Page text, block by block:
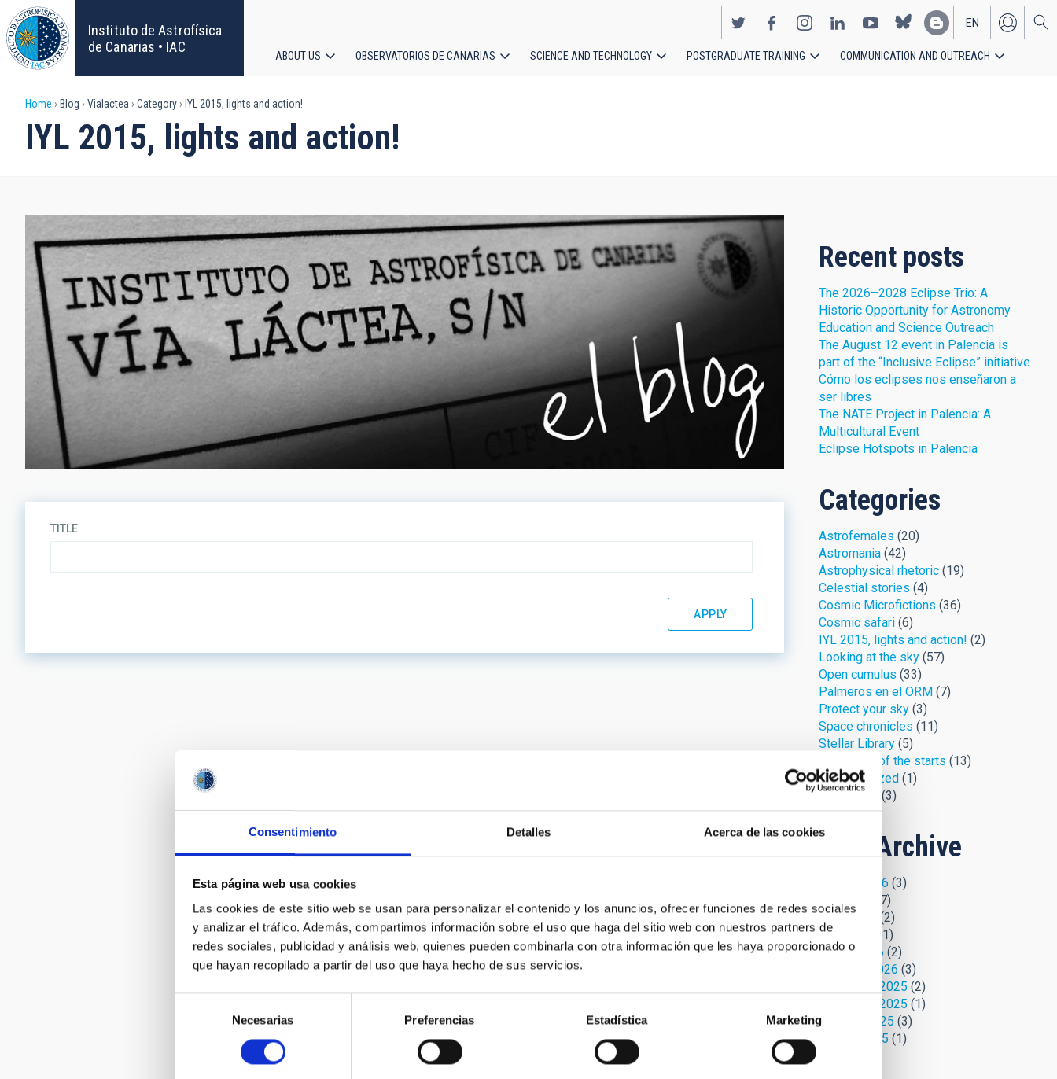
Consentimiento Detalles Acerca de las cookies
Esta página web usa cookies
Las cookies de este sitio web se usan para personalizar el contenido y los anuncios, ofrecer funciones de redes sociales
y analizar el tráfico. Además, compartimos información sobre el uso que haga del sitio web con nuestros partners de
redes sociales, publicidad y análisis web, quienes pueden combinarla con otra información que les haya proporcionado o
que hayan recopilado a partir del uso que haya hecho de sus servicios.
consentimiento
Necesarias Preferencias Estadística Marketing
Skip
to
main
content
Instituto de Astrofísica
de Canarias • IAC
EN
ES
navigation
ABOUT US OBSERVATORIOS DE CANARIAS SCIENCE AND TECHNOLOGY POSTGRADUATE TRAINING COMMUNICATION AND OUTREACH
Breadcrumb
Home Blog Vialactea Category IYL 2015, lights and action!
IYL 2015, lights and action!
TITLE
Recent posts
The 2026–2028 Eclipse Trio: A
Historic Opportunity for Astronomy
Education and Science Outreach
The August 12 event in Palencia is
part of the “Inclusive Eclipse” initiative
Cómo los eclipses nos enseñaron a
ser libres
The NATE Project in Palencia: A
Multicultural Event
Eclipse Hotspots in Palencia
Categories
Astrofemales (20)
Astromania(42)
Astrophysical rhetoric(19)
Celestial stories (4)
Cosmic Microfictions (36)
Cosmic safari(6)
IYL 2015, lights and action! (2)
Looking at the sky(57)
Open cumulus (33)
Palmeros en el ORM(7)
Protect your sky(3)
Space chronicles (11)
Stellar Library(5)
The jargon of the starts (13)
Uncategorized(1)
Uni-versus
(3)
Blog Archive
August 2026 (3)
July 2026
(7)
June 2026
(2)
April 2026
(1)
March 2026 (2)
February 2026 (3)
December 2025 (2)
November 2025 (1)
October 2025 (3)
August 2025 (1)